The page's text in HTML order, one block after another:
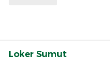
Loker Sumut